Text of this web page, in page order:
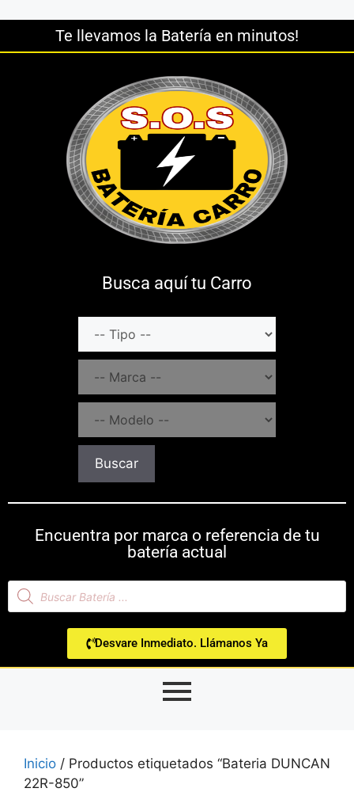
Te llevamos la Batería en minutos!
Busca aquí tu Carro
Buscar
Encuentra por marca o referencia de tu
batería actual
Desvare Inmediato. Llámanos Ya
Inicio / Productos etiquetados “Bateria DUNCAN
22R-850”